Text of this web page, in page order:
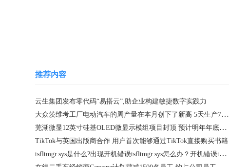
推荐内容
云生集团发布零代码“易搭云”,助企业构建敏捷数字实践力
大众茨维考工厂电动汽车的周产量在本月创下了新高 5天生产7100辆
芜湖微显12英寸硅基OLED微显示模组项目封顶 预计明年年底实现首片产品点亮
TikTok与英国出版商合作 用户首次能够通过TikTok直接购买书籍
tsfltmgr.sys是什么?出现开机错误tsfltmgr.sys怎么办？开机错误tsfltmgr.sys无法验证此文件的数字签名解决方法